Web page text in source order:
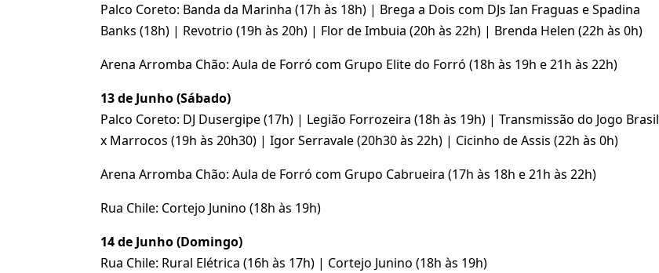
Palco Coreto: Banda da Marinha (17h às 18h) | Brega a Dois com DJs Ian Fraguas e Spadina
Banks (18h) | Revotrio (19h às 20h) | Flor de Imbuia (20h às 22h) | Brenda Helen (22h às 0h)
Arena Arromba Chão: Aula de Forró com Grupo Elite do Forró (18h às 19h e 21h às 22h)
13 de Junho (Sábado)
Palco Coreto: DJ Dusergipe (17h) | Legião Forrozeira (18h às 19h) | Transmissão do Jogo Brasil
x Marrocos (19h às 20h30) | Igor Serravale (20h30 às 22h) | Cicinho de Assis (22h às 0h)
Arena Arromba Chão: Aula de Forró com Grupo Cabrueira (17h às 18h e 21h às 22h)
Rua Chile: Cortejo Junino (18h às 19h)
14 de Junho (Domingo)
Rua Chile: Rural Elétrica (16h às 17h) | Cortejo Junino (18h às 19h)